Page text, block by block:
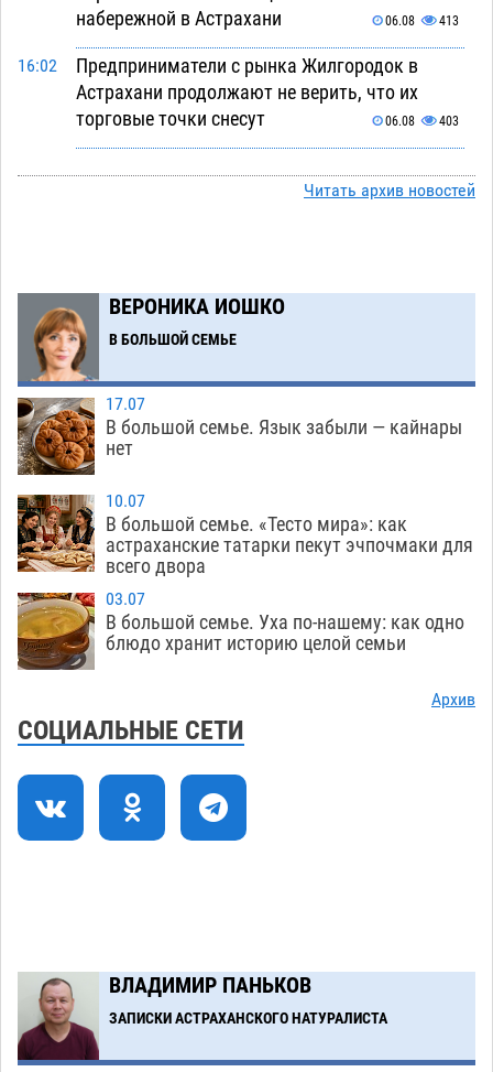
набережной в Астрахани
06.08 413
16:02
Предприниматели с рынка Жилгородок в
Астрахани продолжают не верить, что их
торговые точки снесут
06.08 403
на новой серебряной монете Банка России
в музее Пушкина в Москве
06.08 287
13:50
Мэрия Астрахани переводит городские
зеленые зоны на автоматический полив
13:13
Скончался второй ребенок после пожара в
Астрахани
12:49
Астраханские гандболисты с крупной победы
стартовали на Всероссийской Спартакиаде
12:16
В астраханском селе невестка изрешетила
машину свекрови
06.08
нелегалов прямым рейсом из Шереметьево
11:08 Как астраханцы назвали своих детей в июле
Загрузить еще
Читать архив новостей
ВЕРОНИКА ИОШКО
В БОЛЬШОЙ СЕМЬЕ
17.07
В большой семье. Язык забыли — кайнары
нет
10.07
В большой семье. «Тесто мира»: как
астраханские татарки пекут эчпочмаки для
всего двора
03.07
В большой семье. Уха по-нашему: как одно
блюдо хранит историю целой семьи
Архив
СОЦИАЛЬНЫЕ СЕТИ
ВЛАДИМИР ПАНЬКОВ
ЗАПИСКИ АСТРАХАНСКОГО НАТУРАЛИСТА